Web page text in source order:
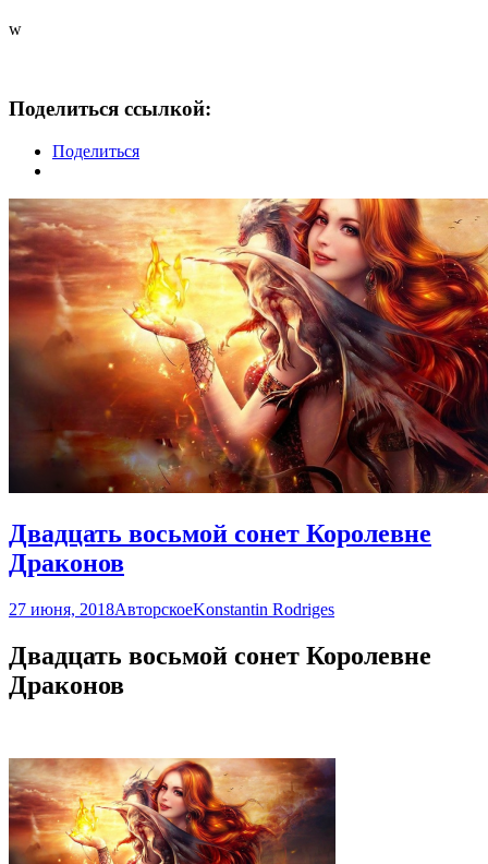
w
Поделиться ссылкой:
Поделиться
Двадцать восьмой сонет Королевне
Драконов
27 июня, 2018АвторскоеKonstantin Rodriges
Двадцать восьмой сонет Королевне
Драконов